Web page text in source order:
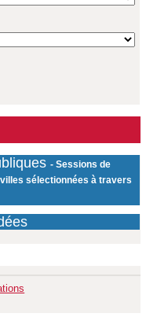
- Sessions de
sélectionnées à travers